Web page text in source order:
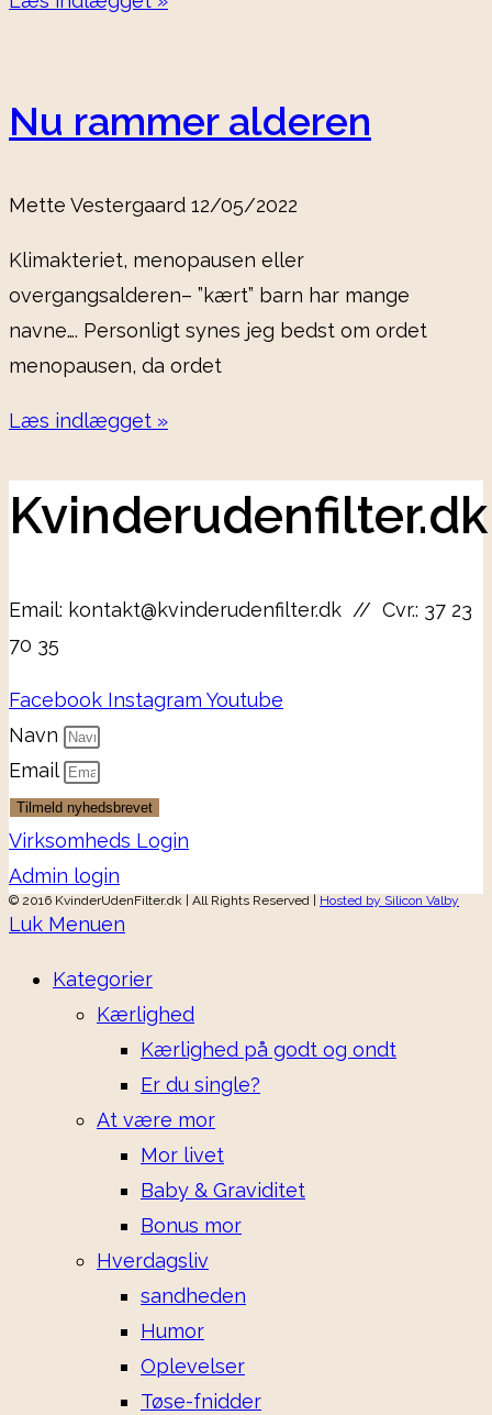
Nu rammer alderen
Mette Vestergaard 12/05/2022
Klimakteriet, menopausen eller
overgangsalderen– ”kært” barn har mange
navne…. Personligt synes jeg bedst om ordet
menopausen, da ordet
Læs indlægget »
Kvinderudenfilter.dk
Email: kontakt@kvinderudenfilter.dk // Cvr.: 37 23
70 35
Facebook Instagram Youtube
Navn
Email
Tilmeld nyhedsbrevet
Virksomheds Login
Admin login
© 2016 KvinderUdenFilter.dk | All Rights Reserved | Hosted by Silicon Valby
Luk Menuen
Kategorier
Kærlighed
Kærlighed på godt og ondt
Er du single?
At være mor
Mor livet
Baby & Graviditet
Bonus mor
Hverdagsliv
sandheden
Humor
Oplevelser
Tøse-fnidder